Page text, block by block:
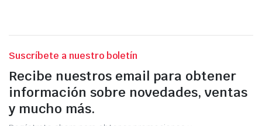
Suscríbete a nuestro boletín
Recibe nuestros email para obtener
información sobre novedades, ventas
y mucho más.